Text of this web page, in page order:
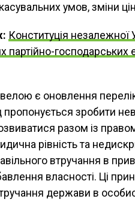
умов, зміни
Конституція незалежної
партійно-господарських
є оновлення
пропонується зробити
разом із
рівність та
втручання в
власності. Ці
держави в